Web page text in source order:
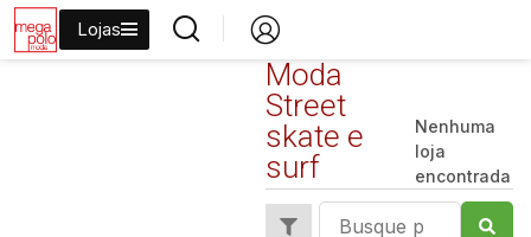
Lojas
Moda
Street
skate e
surf
Nenhuma
loja
encontrada